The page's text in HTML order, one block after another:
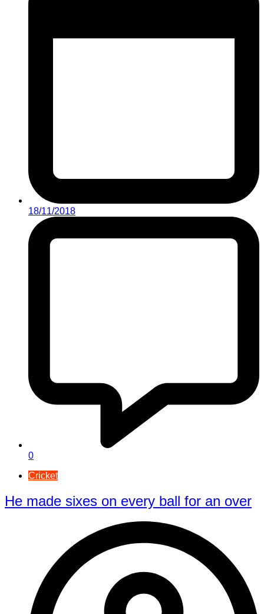
18/11/2018
0
Cricket
He made sixes on every ball for an over